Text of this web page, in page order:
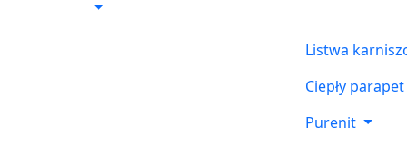
Listwa
Ciepły parapet
Purenit